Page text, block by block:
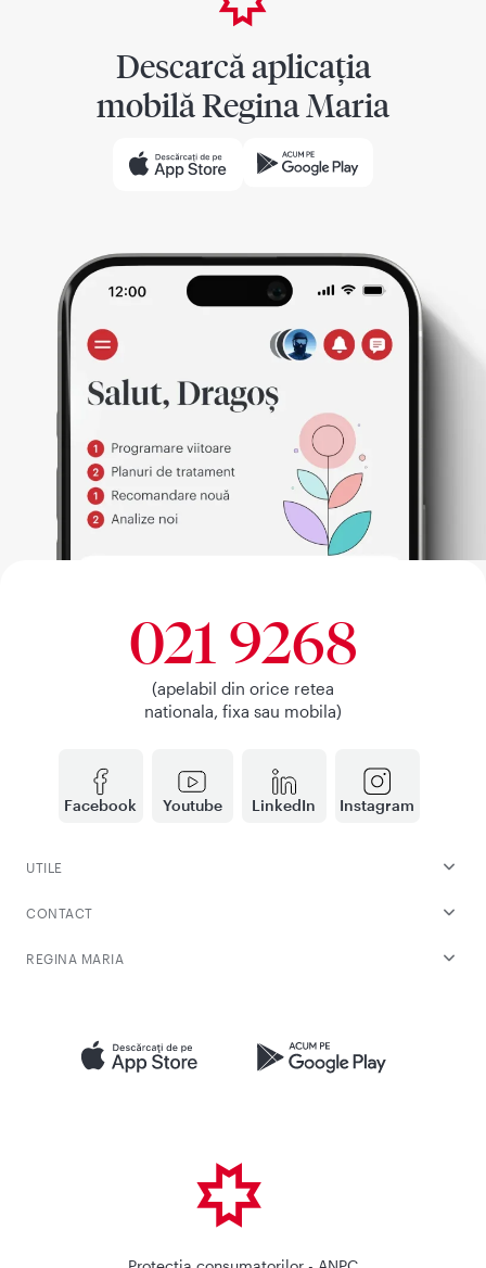
Descarcă aplicația
mobilă Regina Maria
Facebook Youtube LinkedIn Instagram
021 9268
(apelabil din orice retea
nationala, fixa sau mobila)
UTILE
CONTACT
REGINA MARIA